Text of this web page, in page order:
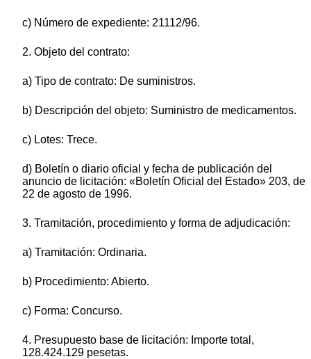
c) Número de expediente: 21112/96.
2. Objeto del contrato:
a) Tipo de contrato: De suministros.
b) Descripción del objeto: Suministro de medicamentos.
c) Lotes: Trece.
d) Boletín o diario oficial y fecha de publicación del
anuncio de licitación: «Boletín Oficial del Estado» 203, de
22 de agosto de 1996.
3. Tramitación, procedimiento y forma de adjudicación:
a) Tramitación: Ordinaria.
b) Procedimiento: Abierto.
c) Forma: Concurso.
4. Presupuesto base de licitación: Importe total,
128.424.129 pesetas.